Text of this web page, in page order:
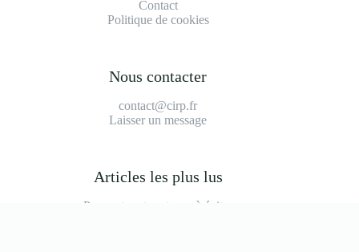
Contact
Politique de cookies
Nous contacter
contact@cirp.fr
Laisser un message
Articles les plus lus
Peugeot partner tepee à éviter